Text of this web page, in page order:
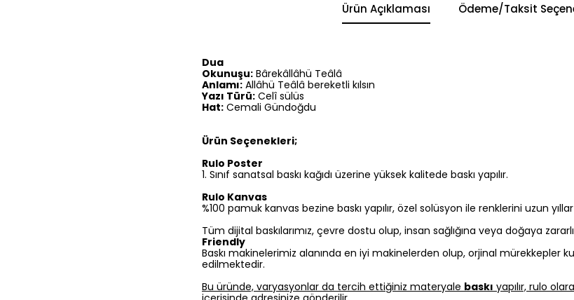
Ürün Açıklaması Ödeme/Taksit
Dua
Okunuşu: Bârekâllâhü Teâlâ
Anlamı: Allâhü Teâlâ bereketli kılsın
Yazı Türü: Celî sülüs
Hat: Cemali Gündoğdu
Ürün Seçenekleri;
Rulo Poster
1.⁠ ⁠Sınıf sanatsal baskı kağıdı üzerine yüksek kalitede baskı yapılır.
Rulo Kanvas
%100 pamuk kanvas bezine baskı yapılır, özel solüsyon ile renklerini uzun
Tüm dijital baskılarımız, çevre dostu olup, insan sağlığına veya doğaya
Friendly
Baskı makinelerimiz alanında en iyi makinelerden olup, orjinal mürekkepler
edilmektedir.
Bu üründe, varyasyonlar da tercih ettiğiniz materyale baskı yapılır, rulo